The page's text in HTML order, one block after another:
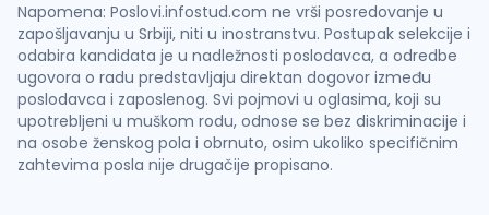
Napomena: Poslovi.infostud.com ne vrši posredovanje u
zapošljavanju u Srbiji, niti u inostranstvu. Postupak selekcije i
odabira kandidata je u nadležnosti poslodavca, a odredbe
ugovora o radu predstavljaju direktan dogovor između
poslodavca i zaposlenog. Svi pojmovi u oglasima, koji su
upotrebljeni u muškom rodu, odnose se bez diskriminacije i
na osobe ženskog pola i obrnuto, osim ukoliko specifičnim
zahtevima posla nije drugačije propisano.